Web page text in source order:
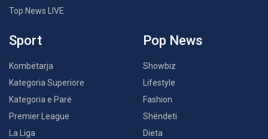
Top News LIVE
Sport
Kombëtarja
Kategoria Superiore
Kategoria e Parë
Premier League
La Liga
Pop News
Showbiz
Lifestyle
Fashion
Shëndeti
Dieta